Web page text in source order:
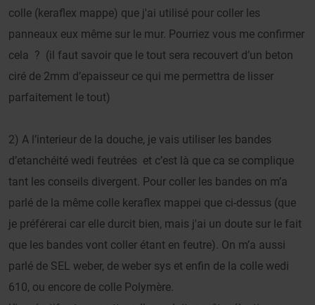
colle (keraflex mappe) que j'ai utilisé pour coller les
panneaux eux même sur le mur. Pourriez vous me confirmer
cela ? (il faut savoir que le tout sera recouvert d’un beton
ciré de 2mm d’epaisseur ce qui me permettra de lisser
parfaitement le tout)
2) A l’interieur de la douche, je vais utiliser les bandes
d’etanchéité wedi feutrées et c’est là que ca se complique
tant les conseils divergent. Pour coller les bandes on m’a
parlé de la même colle keraflex mappei que ci-dessus (que
je préférerai car elle durcit bien, mais j'ai un doute sur le fait
que les bandes vont coller étant en feutre). On m’a aussi
parlé de SEL weber, de weber sys et enfin de la colle wedi
610, ou encore de colle Polymère.